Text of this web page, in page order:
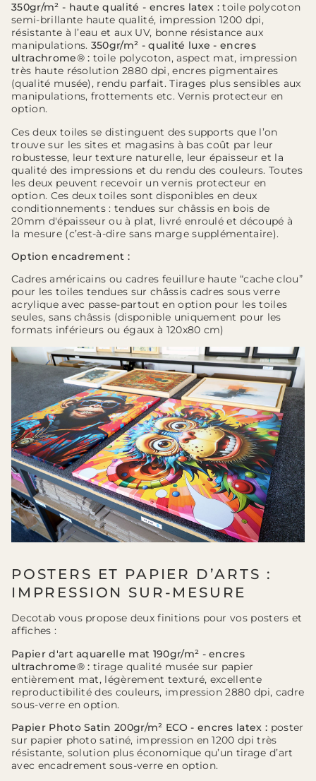
350gr/m² - haute qualité - encres latex : toile polycoton
semi-brillante haute qualité, impression 1200 dpi,
résistante à l’eau et aux UV, bonne résistance aux
manipulations. 350gr/m² - qualité luxe - encres
ultrachrome® : toile polycoton, aspect mat, impression
très haute résolution 2880 dpi, encres pigmentaires
(qualité musée), rendu parfait. Tirages plus sensibles aux
manipulations, frottements etc. Vernis protecteur en
option.
Ces deux toiles se distinguent des supports que l’on
trouve sur les sites et magasins à bas coût par leur
robustesse, leur texture naturelle, leur épaisseur et la
qualité des impressions et du rendu des couleurs. Toutes
les deux peuvent recevoir un vernis protecteur en
option. Ces deux toiles sont disponibles en deux
conditionnements : tendues sur châssis en bois de
20mm d'épaisseur ou à plat, livré enroulé et découpé à
la mesure (c’est-à-dire sans marge supplémentaire).
Option encadrement :
Cadres américains ou cadres feuillure haute “cache clou”
pour les toiles tendues sur châssis cadres sous verre
acrylique avec passe-partout en option pour les toiles
seules, sans châssis (disponible uniquement pour les
formats inférieurs ou égaux à 120x80 cm)
POSTERS ET PAPIER D’ARTS :
IMPRESSION SUR-MESURE
Decotab vous propose deux finitions pour vos posters et
affiches :
Papier d'art aquarelle mat 190gr/m² - encres
ultrachrome® : tirage qualité musée sur papier
entièrement mat, légèrement texturé, excellente
reproductibilité des couleurs, impression 2880 dpi, cadre
sous-verre en option.
Papier Photo Satin 200gr/m² ECO - encres latex : poster
sur papier photo satiné, impression en 1200 dpi très
résistante, solution plus économique qu’un tirage d’art
avec encadrement sous-verre en option.